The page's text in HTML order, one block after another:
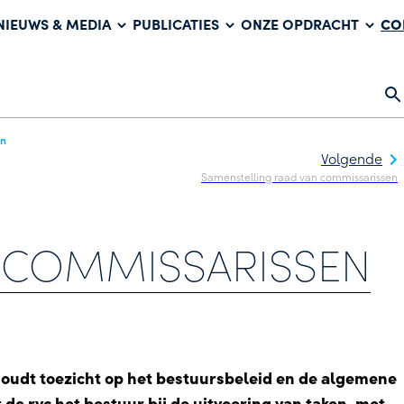
& MEDIA PUBLICATIES ONZE OPDRACHT
Volgende
Samenstelling raad van commissarissen
toezicht op het bestuursbeleid en de algemene